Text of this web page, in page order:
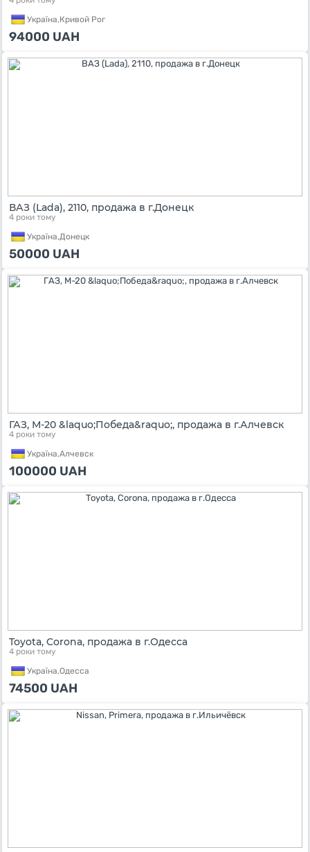
Україна,Кривой Рог
94000 UAH
ВАЗ (Lada), 2110, продажа в г.Донецк
4 роки тому
Україна,Донецк
50000 UAH
ГАЗ, М-20 &laquo;Победа&raquo;, продажа в г.Алчевск
4 роки тому
Україна,Алчевск
100000 UAH
Toyota, Corona, продажа в г.Одесса
4 роки тому
Україна,Одесса
74500 UAH